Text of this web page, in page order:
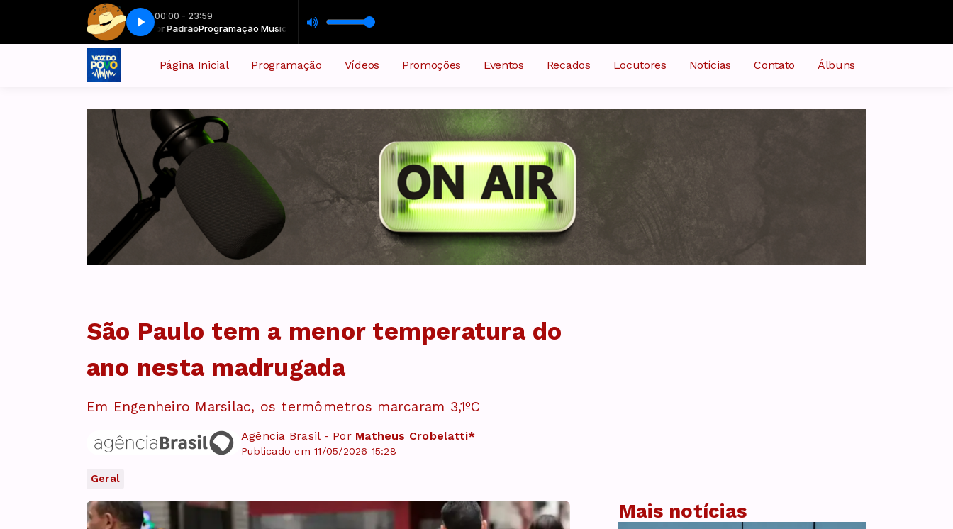
00:00 - 23:59
Musical com Locutor PadrãoProgramação Musical com Locutor Padrão
Raízes & canções - Parte 8 Raízes & canções - Parte 8
Página Inicial Programação Vídeos Promoções Eventos Recados Locutores Notícias Contato Álbuns
São Paulo tem a menor temperatura do
ano nesta madrugada
Em Engenheiro Marsilac, os termômetros marcaram 3,1ºC
Agência Brasil - Por Matheus Crobelatti*
Publicado em 11/05/2026 15:28
Geral
Mais notícias